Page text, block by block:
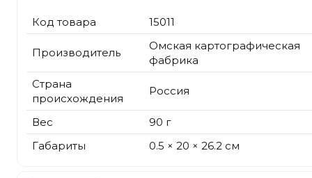
Код товара 15011
Производитель
Омская картографическая
фабрика
Страна
происхождения
Россия
Вес
90 г
Габариты
0.5 × 20 × 26.2 см